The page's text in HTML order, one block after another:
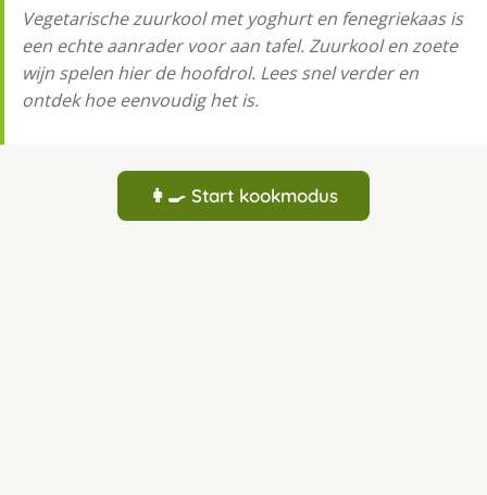
Vegetarische zuurkool met yoghurt en fenegriekaas is
een echte aanrader voor aan tafel. Zuurkool en zoete
wijn spelen hier de hoofdrol. Lees snel verder en
ontdek hoe eenvoudig het is.
👩‍🍳 Start kookmodus